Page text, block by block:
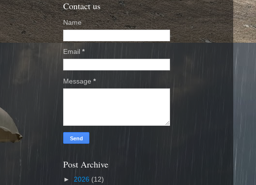
Contact us
Name
Email *
Message *
Post Archive
► 2026 (12)